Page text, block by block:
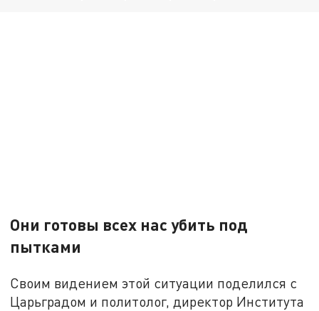
Они готовы всех нас убить под
пытками
Своим видением этой ситуации поделился с
Царьградом и политолог, директор Института